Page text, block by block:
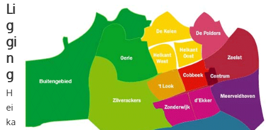
Li
g
gi
n
g
H
ei
ka